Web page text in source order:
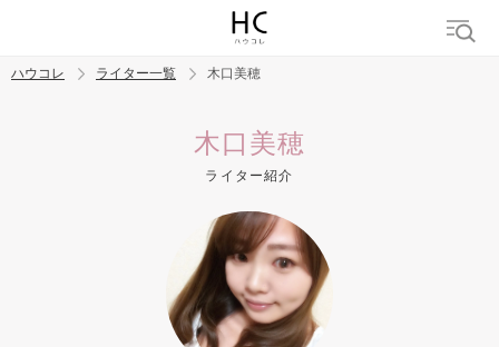
カップル 男の本音
ハウコレ ライター一覧 木口美穂
木口美穂
ライター紹介